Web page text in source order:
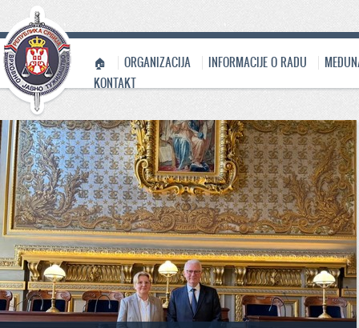
🏠 ORGANIZACIJA INFORMACIJE O RADU
KONTAKT